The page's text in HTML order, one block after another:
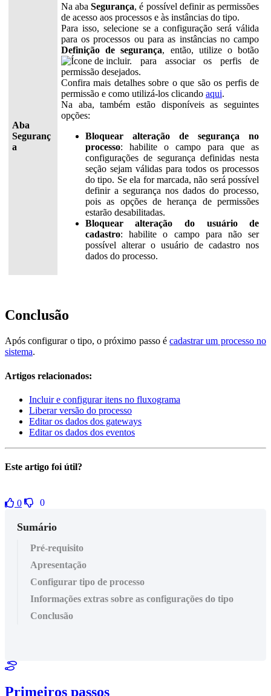
Aba
Seguranç
a
Na abaSegurança, é possível definir as permissões
de acesso aos processos e às instâncias do tipo.
Para isso, selecione se a configuração será válida
para os processos ou para as instâncias no campo
Definição de segurança, então, utilize o botão
para associar os perfis de
permissão desejados.
Confira mais detalhes sobre o que são os perfis de
permissão e como utilizá-los clicando aqui.
Na aba, também estão disponíveis as seguintes
opções:
Bloquear alteração de segurança no
processo: habilite o campo para que as
configurações de segurança definidas nesta
seção sejam válidas para todos os processos
do tipo. Se ela for marcada, não será possível
definir a segurança nos dados do processo,
pois as opções de herança de permissões
estarão desabilitadas.
Bloquear alteração do usuário de
cadastro: habilite o campo para não ser
possível alterar o usuário de cadastro nos
dados do processo.
Conclusão
Após configurar o tipo, o próximo passo écadastrar um processo no
sistema.
Artigos relacionados:
Incluir e configurar itens no fluxograma
Liberar versão do processo
Editar os dados dos gateways
Editar os dados dos eventos
Este artigo foi útil?
0 0
Sumário
Pré-requisito
Apresentação
Configurar tipo de processo
Informações extras sobre as configurações do tipo
Conclusão
Primeiros passos